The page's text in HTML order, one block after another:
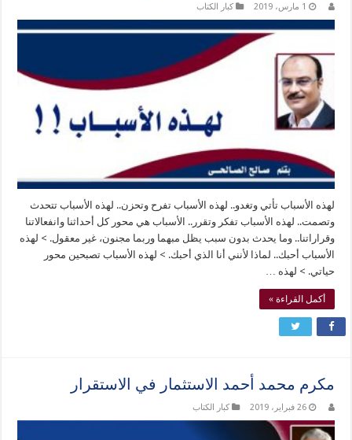
1 مارس، 2019 كبار الكتاب
لهذه الأسباب تأتي وتغدو.. لهذه الأسباب تفرح وتحزن.. لهذه الأسباب تتحدث
وتصمت.. لهذه الأسباب تفكر وتقرر.. الأسباب هي محور كل أحداثنا وانفعالاتنا
وقراراتنا.. وما يحدث بدون سبب يظل مبهما وربما مجنون، غير معقول. > لهذه
الأسباب أحبك.. لماذا لأنني أنا الذي أحبك. > لهذه الأسباب تصبحين محور
حياتي. > لهذه …
أكمل القراءة »
مكرم محمد أحمد الاستثمار في الاستقرار
26 فبراير، 2019 كبار الكتاب